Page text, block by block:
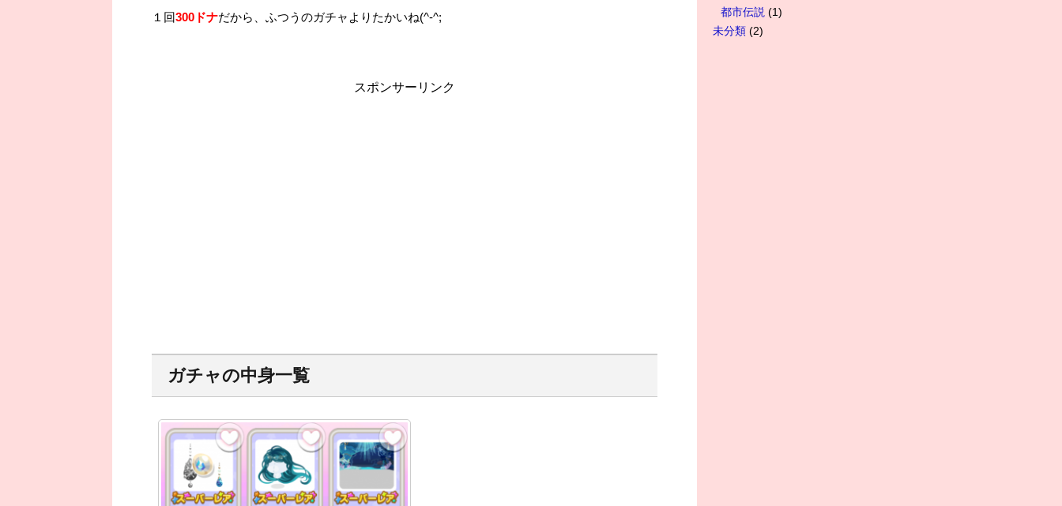
１回300ドナだから、ふつうのガチャよりたかいね(^-^;
スポンサーリンク
ガチャの中身一覧
都市伝説 (1)
未分類 (2)